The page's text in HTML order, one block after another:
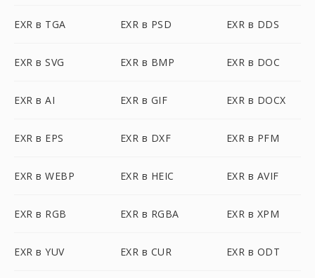
EXR в TGA EXR в PSD EXR в DDS
EXR в SVG EXR в BMP EXR в DOC
EXR в AI EXR в GIF EXR в DOCX
EXR в EPS EXR в DXF EXR в PFM
EXR в WEBP EXR в HEIC EXR в AVIF
EXR в RGB EXR в RGBA EXR в XPM
EXR в YUV EXR в CUR EXR в ODT